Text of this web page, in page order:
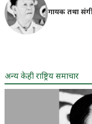
गायक तथा
अन्य केही राष्ट्रिय समाचार